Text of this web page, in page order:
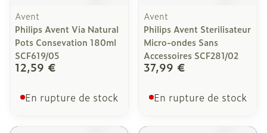
Avent
Philips Avent Via Natural
Pots Consevation 180ml
SCF619/05
12,59 €
En rupture de stock
Avent
Philips Avent Sterilisateur
Micro-ondes Sans
Accessoires SCF281/02
37,99 €
En rupture de stock